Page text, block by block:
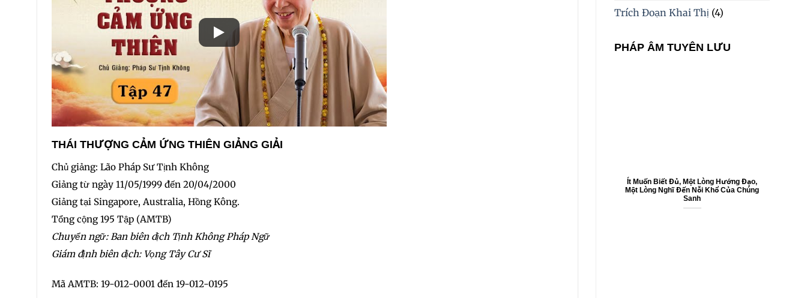
THÁI THƯỢNG CẢM ỨNG THIÊN GIẢNG GIẢI
Chủ giảng: Lão Pháp Sư Tịnh Không
Giảng từ ngày 11/05/1999 đến 20/04/2000
Giảng tại Singapore, Australia, Hồng Kông.
Tổng cộng 195 Tập (AMTB)
Chuyển ngữ: Ban biên dịch Tịnh Không Pháp Ngữ
Giám định biên dịch: Vọng Tây Cư Sĩ
Mã AMTB: 19-012-0001 đến 19-012-0195
Trích Đoạn Khai Thị (4)
PHÁP ÂM TUYÊN LƯU
Ít Muốn Biết Đủ, Một Lòng Hướng Đạo,
Một Lòng Nghĩ Đến Nỗi Khổ Của Chúng
Sanh